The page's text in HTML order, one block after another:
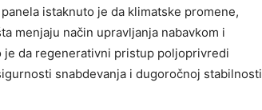
istaknuto je da klimatske promene,
menjaju način upravljanja nabavkom i
je da regenerativni pristup poljoprivredi
snabdevanja i dugoročnoj stabilnosti